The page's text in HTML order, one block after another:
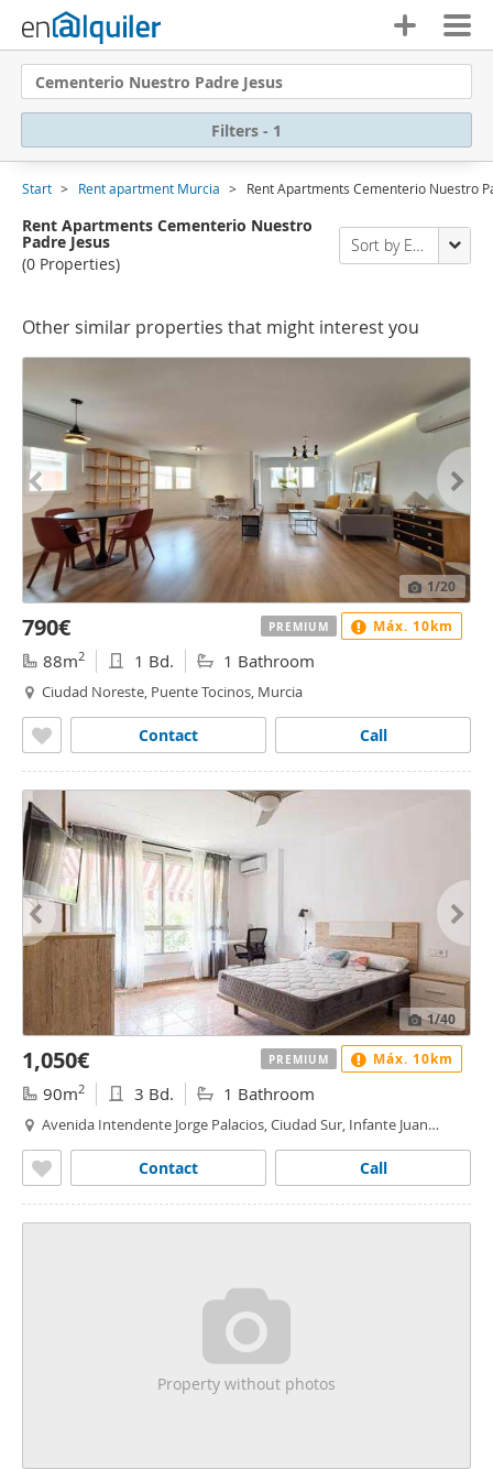
Cementerio Nuestro Padre Jesus
Filters - 1
Start Rent apartment Murcia Rent Apartments Cementerio Nuestro
Rent Apartments Cementerio Nuestro
Padre Jesus
(0 Properties)
Sort by Enalquiler
Other similar properties that might interest you
1/20
790€
88m2 1 Bd. 1 Bathroom
Ciudad Noreste, Puente Tocinos, Murcia
Call
Contact
PREMIUM Máx. 10km
1/40
1,050€
90m2 3 Bd. 1 Bathroom
Avenida Intendente Jorge Palacios, Ciudad Sur, Infante Juan
Call
Contact
PREMIUM Máx. 10km
Property without photos